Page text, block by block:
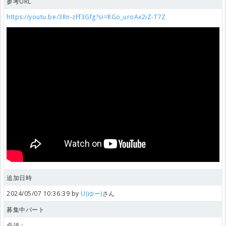
https://youtu.be/3Rn-zFf3Gfg?si=RGo_uroAx2iZ-T7Z
追加日時
2024/05/07 10:36:39 by U(ゆー)さん
募集中パート